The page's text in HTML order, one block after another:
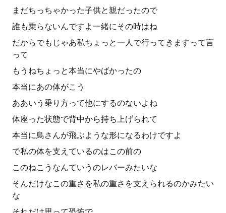
まだちっちゃかった子供と親だったので
誰も乗らないんですよ一緒にその時はね
だからでもじゃあ私ちょっと一人で行ってきますって言
って
もうねちょっと本当にやばかったの
本当にあの体がこう
ああいう乗り方って他にするのないよね
体座った状態で背中から持ち上げられて
本当に鳥さんが飛ぶような形になるわけですよ
で私の体を支えているのはこの前の
このねこうなんていうのレバーみたいな
そんだけなこの重さを私の重さを支えられるのかみたい
な